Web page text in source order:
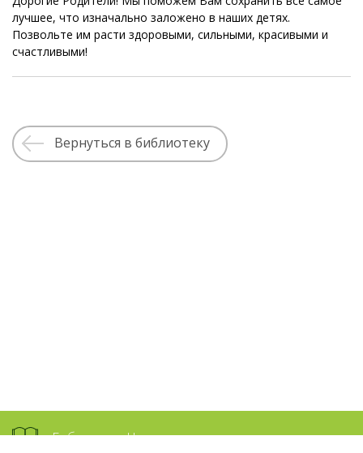
лучшее, что изначально заложено в наших детях.
Позвольте им расти здоровыми, сильными, красивыми и
счастливыми!
Вернуться в библиотеку
Библиотека Намасте